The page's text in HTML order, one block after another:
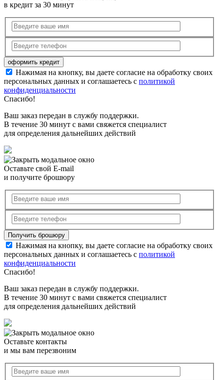
в кредит за 30 минут
Нажимая на кнопку, вы даете согласие на обработку своих
персональных данных и соглашаетесь с политикой
конфиденциальности
Спасибо!
Ваш заказ передан в службу поддержки.
В течение 30 минут с вами свяжется специалист
для определения дальнейших действий
Оставьте свой E-mail
и получите брошюру
Нажимая на кнопку, вы даете согласие на обработку своих
персональных данных и соглашаетесь с политикой
конфиденциальности
Спасибо!
Ваш заказ передан в службу поддержки.
В течение 30 минут с вами свяжется специалист
для определения дальнейших действий
Оставьте контакты
и мы вам перезвоним